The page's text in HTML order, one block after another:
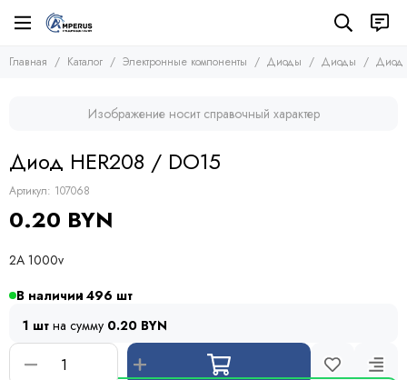
Электронные компоненты
Транзисторы
Диоды
Стабилитроны
Диоды
Оптопары
Тиристоры и симисторы
Модули
Резисторы
Дроссели
Устройства защиты
Главная Каталог Электронные компоненты Диоды Диоды Диод
Изображение носит справочный характер
Диод HER208 / DO15
Артикул: 107068
0.20 BYN
2A 1000v
В наличии 496
1 шт на сумму 0.20 BYN